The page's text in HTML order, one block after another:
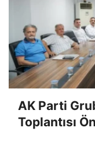
AK Parti
Toplantısı